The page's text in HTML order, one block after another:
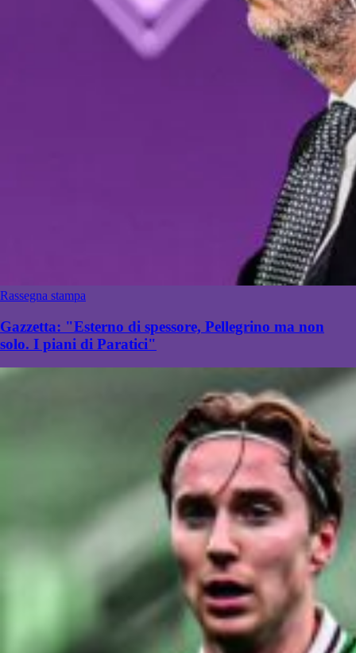
Rassegna stampa
Gazzetta: "Esterno di spessore, Pellegrino ma non
solo. I piani di Paratici"